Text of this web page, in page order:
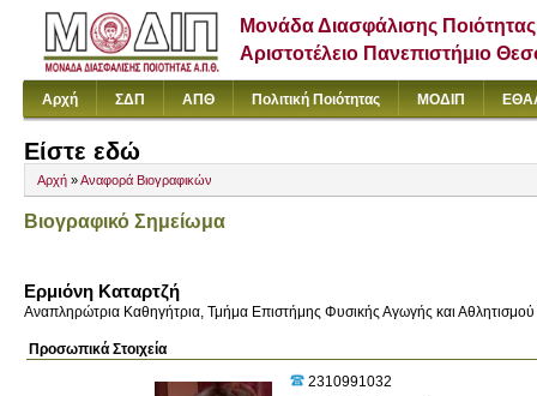
Μονάδα Διασφάλισης Ποιότητας
Αριστοτέλειο Πανεπιστήμιο
Αρχή ΣΔΠ ΑΠΘ Πολιτική Ποιότητας ΜΟΔΙΠ
Είστε εδώ
Αρχή »Αναφορά Βιογραφικών
Βιογραφικό Σημείωμα
Ερμιόνη Καταρτζή
Αναπληρώτρια Καθηγήτρια, Τμήμα Επιστήμης Φυσικής Αγωγής και Αθλητισμού
Προσωπικά Στοιχεία
2310991032